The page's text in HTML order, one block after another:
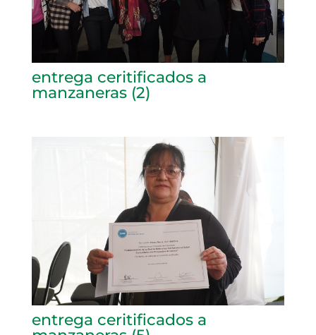
entrega ceritificados a
manzaneras (2)
entrega ceritificados a
manzaneras (5)